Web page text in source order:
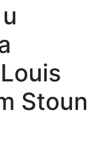
Stoun